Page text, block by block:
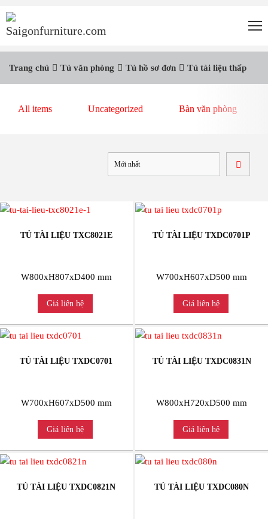
Trang chủ Tủ văn phòng Tủ hồ sơ đơn Tủ tài liệu thấp
All items Uncategorized Bàn văn phòng
TỦ TÀI LIỆU TXC8021E
W800xH807xD400 mm
Giá liên hệ
TỦ TÀI LIỆU TXDC0701P
W700xH607xD500 mm
Giá liên hệ
TỦ TÀI LIỆU TXDC0701
W700xH607xD500 mm
Giá liên hệ
TỦ TÀI LIỆU TXDC0831N
W800xH720xD500 mm
Giá liên hệ
TỦ TÀI LIỆU TXDC0821N TỦ TÀI LIỆU TXDC080N